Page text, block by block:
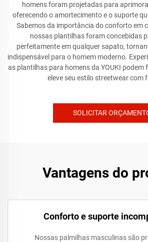
homens foram projetadas para
oferecendo o amortecimento e o suporte
Sabemos da importância do conforto em
nossas plantilhas foram concebidas
perfeitamente em qualquer sapato,
indispensável para o homem moderno.
as plantilhas para homens da YOUKI podem
eleve seu estilo streetwear com
SOLICITAR
Vantagens do
Conforto e suporte
Nossas palmilhas masculinas são